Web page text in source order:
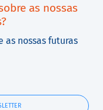
as nossas
nossas futuras